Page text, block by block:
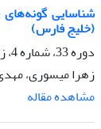
(خلیج فارس)
دوره 33، شماره 4، زمستان 1399، صفحه
زهرا میسوری،
مشاهده مقاله